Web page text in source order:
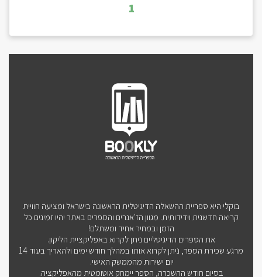
1
בוקלי היא ספריית ההשאלה הדיגיטלית הראשונה בישראל ומציעה חוויית
קריאה חדשנית וידידותית. מגוון הז'אנרים והספרים באתר יהיו זמינים כל
הזמן ובמחיר אחיד ומשתלם!
את הספרים הדיגיטליים ניתן לקרוא באפליקציית הליקון.
מרגע שכירת הספר, ניתן לקרוא אותו במהלך חודש ימים ולהאריך בעוד 14
יום ישירות מהממשק האישי.
בסיום חודש ההשכרה, הספר יימחק אוטומטית מהאפליקציה.